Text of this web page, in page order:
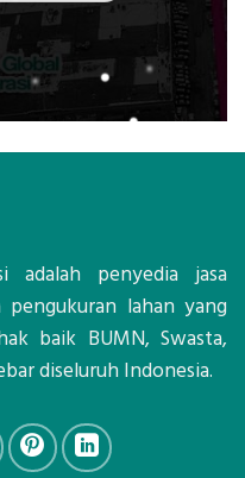
adalah penyedia jasa
lahan yang
baik BUMN, Swasta,
diseluruh Indonesia.